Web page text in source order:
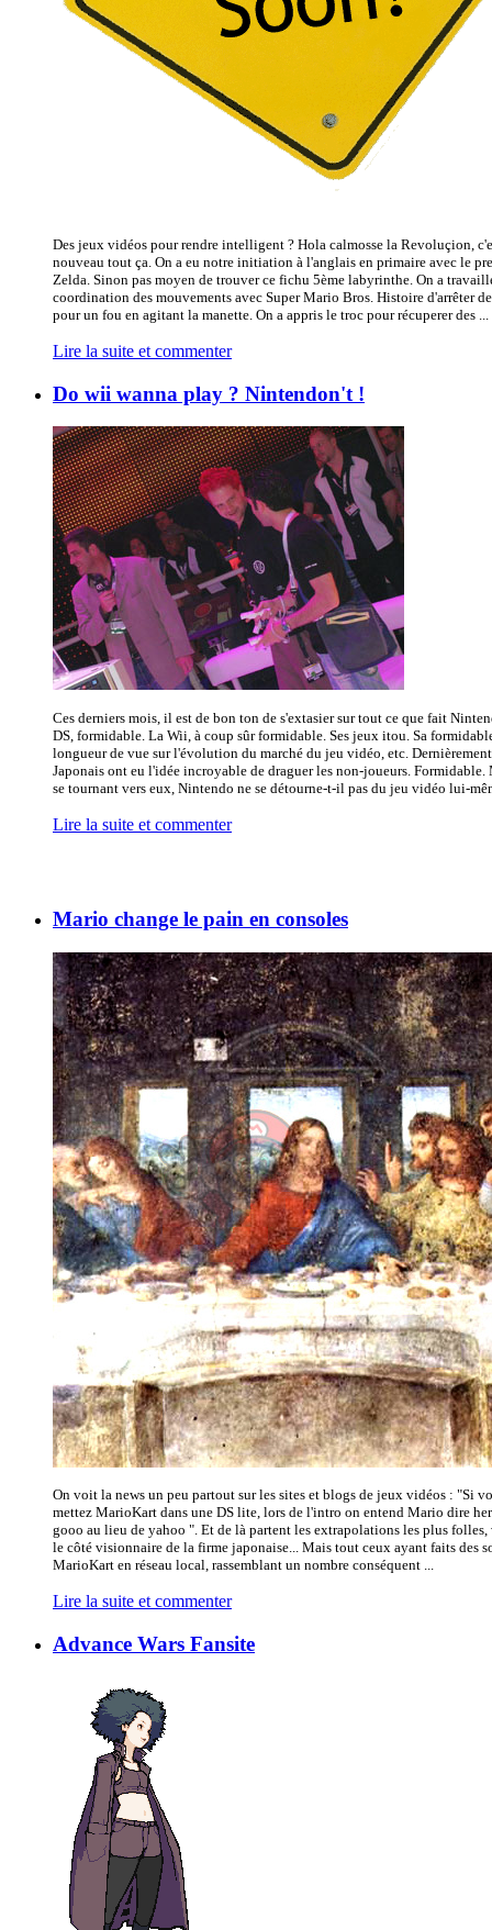
Des jeux vidéos pour rendre intelligent ? Hola calmosse la Revoluçion,
nouveau tout ça. On a eu notre initiation à l'anglais en primaire avec le
Zelda. Sinon pas moyen de trouver ce fichu 5ème labyrinthe. On a
coordination des mouvements avec Super Mario Bros. Histoire d'arrêter de
pour un fou en agitant la manette. On a appris le troc pour récuperer des ...
Lire la suite et commenter
Do wii wanna play ? Nintendon't !
Ces derniers mois, il est de bon ton de s'extasier sur tout ce que fait
DS, formidable. La Wii, à coup sûr formidable. Ses jeux itou. Sa
longueur de vue sur l'évolution du marché du jeu vidéo, etc.
Japonais ont eu l'idée incroyable de draguer les non-joueurs. Formidable.
se tournant vers eux, Nintendo ne se détourne-t-il pas du jeu vidéo lui-
Lire la suite et commenter
Mario change le pain en consoles
On voit la news un peu partout sur les sites et blogs de jeux vidéos : "Si
mettez MarioKart dans une DS lite, lors de l'intro on entend Mario dire
gooo au lieu de yahoo ". Et de là partent les extrapolations les plus folles,
le côté visionnaire de la firme japonaise... Mais tout ceux ayant faits des
MarioKart en réseau local, rassemblant un nombre conséquent ...
Lire la suite et commenter
Advance Wars Fansite